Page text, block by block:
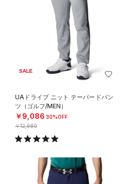
SALE
UAドライブ ニット テーパードパン
ツ（ゴルフ/MEN）
￥9,086 30%OFF
￥12,980